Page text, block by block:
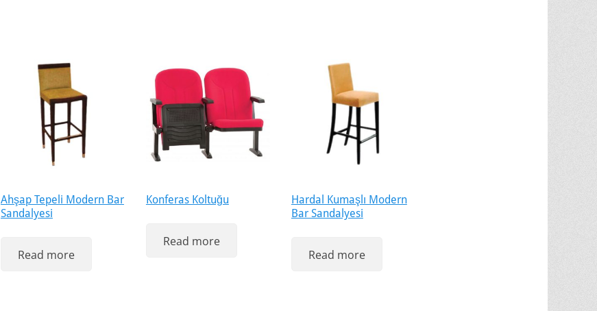
Ahşap Tepeli Modern Bar
Sandalyesi
Read more
Konferas Koltuğu
Read more
Hardal Kumaşlı Modern
Bar Sandalyesi
Read more